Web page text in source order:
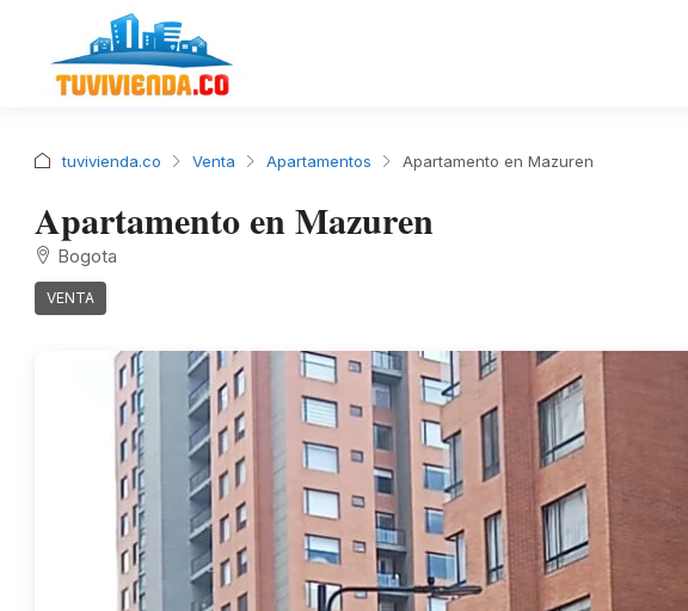
tuvivienda.co Venta Apartamentos Apartamento en Mazuren
Apartamento en Mazuren
Bogota
VENTA